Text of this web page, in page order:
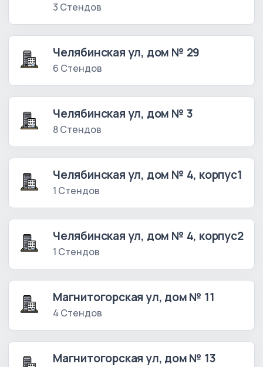
3 Стендов
Челябинская ул, дом № 29
6 Стендов
Челябинская ул, дом № 3
8 Стендов
Челябинская ул, дом № 4, корпус1
1 Стендов
Челябинская ул, дом № 4, корпус2
1 Стендов
Магнитогорская ул, дом № 11
4 Стендов
Магнитогорская ул, дом № 13